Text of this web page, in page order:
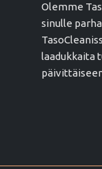
Olemme
sinulle
laadukkaita